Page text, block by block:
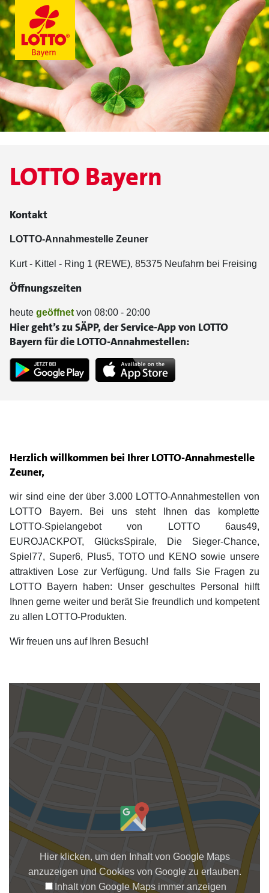
Herzlich willkommen bei Ihrer LOTTO-Annahmestelle
Zeuner,
wir sind eine der über 3.000 LOTTO-Annahmestellen von
LOTTO Bayern. Bei uns steht Ihnen das komplette
LOTTO-Spielangebot von LOTTO 6aus49,
EUROJACKPOT, GlücksSpirale, Die Sieger-Chance,
Spiel77, Super6, Plus5, TOTO und KENO sowie unsere
attraktiven Lose zur Verfügung. Und falls Sie Fragen zu
LOTTO Bayern haben: Unser geschultes Personal hilft
Ihnen gerne weiter und berät Sie freundlich und kompetent
zu allen LOTTO-Produkten.
Wir freuen uns auf Ihren Besuch!
LOTTO Bayern
Kontakt
LOTTO-Annahmestelle Zeuner
Kurt - Kittel - Ring 1 (REWE), 85375 Neufahrn bei Freising
Öffnungszeiten
heute geöffnet von 08:00 - 20:00
Hier geht’s zu SÄPP, der Service-App von LOTTO
Bayern für die LOTTO-Annahmestellen:
Hier klicken, um den Inhalt von Google Maps
anzuzeigen und Cookies von Google zu erlauben.
Inhalt von Google Maps immer anzeigen